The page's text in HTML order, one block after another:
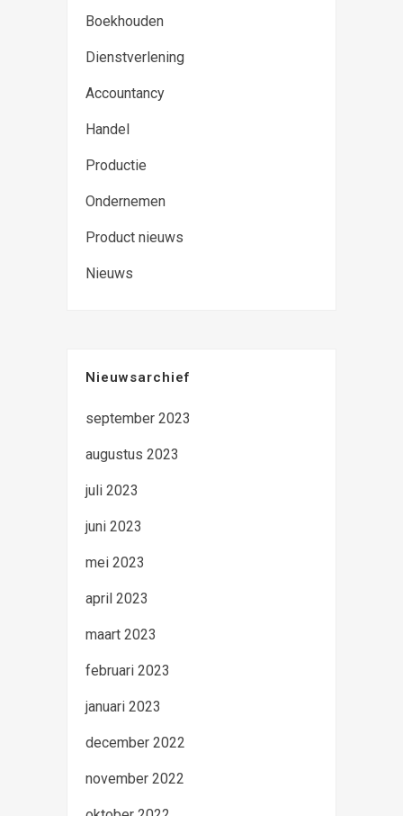
Boekhouden
Dienstverlening
Accountancy
Handel
Productie
Ondernemen
Product nieuws
Nieuws
Nieuwsarchief
september 2023
augustus 2023
juli 2023
juni 2023
mei 2023
april 2023
maart 2023
februari 2023
januari 2023
december 2022
november 2022